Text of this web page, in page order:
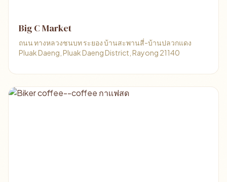
Big C Market
ถนน ทางหลวงชนบท ระยอง บ้านสะพานสี่-บ้านปลวกแดง
Pluak Daeng, Pluak Daeng District, Rayong 21140